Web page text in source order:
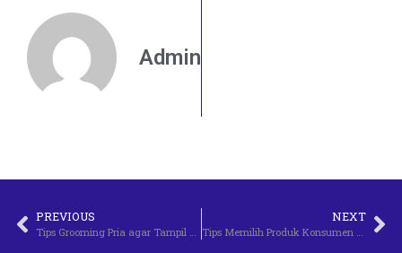
Admin
PREVIOUS
Tips Grooming Pria agar Tampil Rapi dan Menarik
NEXT
Tips Memilih Produk Konsumen untuk Anak Aktif